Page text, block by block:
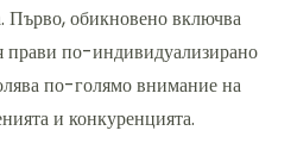
Първо, обикновено включва
прави по-индивидуализирано
по-голямо внимание на
и конкуренцията.